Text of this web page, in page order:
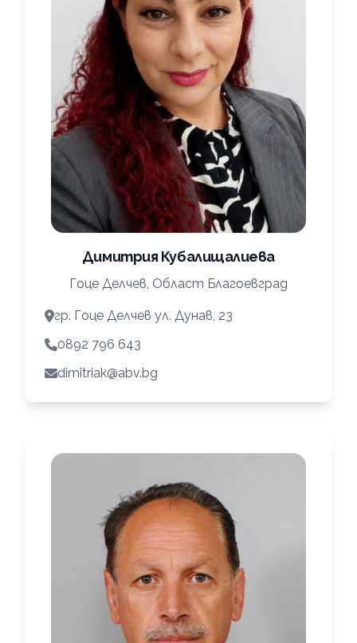
Димитрия Кубалищалиева
Гоце Делчев, Област Благоевград
гр. Гоце Делчев ул. Дунав, 23
0892 796 643
dimitriak@abv.bg